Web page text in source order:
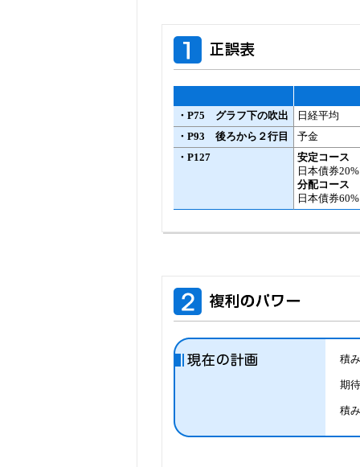
・P75 グラフ下の吹出
日経平均
・P93 後ろから２行目
予金
・P127
安定コース
日本債券
分配コース
日本債券
積
期
積